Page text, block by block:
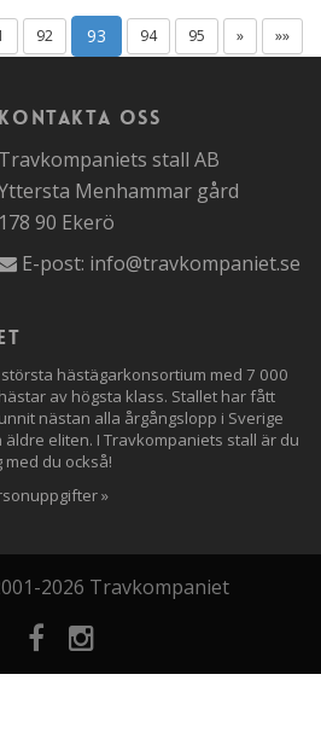
92 93 94 95 » »»
Kontakta oss
Travkompaniets stall AB
Menhammar gård
178 90 Ekerö
E-post: info@travkompaniet.se
hästägarkonsortium med 7 000
av högsta klass. Stallet har fått
nästan alla årgångslopp i Sverige
eliten. I Travkompaniets stall är du
du också!
»
2026 Travkompaniet